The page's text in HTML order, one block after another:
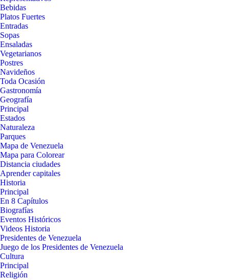
Bebidas
Platos Fuertes
Entradas
Sopas
Ensaladas
Vegetarianos
Postres
Navideños
Toda Ocasión
Gastronomía
Geografía
Principal
Estados
Naturaleza
Parques
Mapa de Venezuela
Mapa para Colorear
Distancia ciudades
Aprender capitales
Historia
Principal
En 8 Capítulos
Biografías
Eventos Históricos
Videos Historia
Presidentes de Venezuela
Juego de los Presidentes de Venezuela
Cultura
Principal
Religión